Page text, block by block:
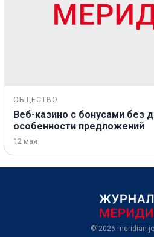
ОБЩЕСТВО
Веб-казино с бонусами без
особенности предложений
12 мая
© 2026 meridian-